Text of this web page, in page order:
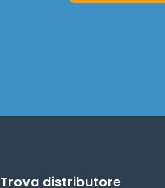
Trova distributore